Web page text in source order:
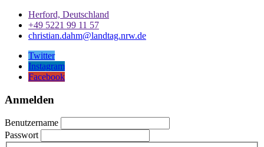
Herford, Deutschland
+49 5221 99 11 57
christian.dahm@landtag.nrw.de
Twitter
Instagram
Facebook
Anmelden
Benutzername
Passwort